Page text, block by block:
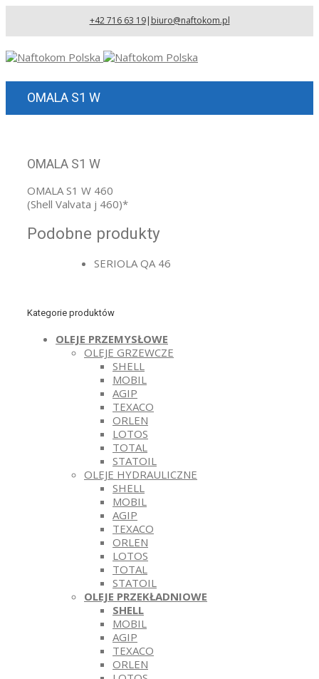
+42 716 63 19| biuro@naftokom.pl
OMALA S1 W
OMALA S1 W
OMALA S1 W 460
(Shell Valvata j 460)*
Podobne produkty
SERIOLA QA 46
Kategorie produktów
OLEJE PRZEMYSŁOWE
OLEJE GRZEWCZE
SHELL
MOBIL
AGIP
TEXACO
ORLEN
LOTOS
TOTAL
STATOIL
OLEJE HYDRAULICZNE
SHELL
MOBIL
AGIP
TEXACO
ORLEN
LOTOS
TOTAL
STATOIL
OLEJE PRZEKŁADNIOWE
SHELL
MOBIL
AGIP
TEXACO
ORLEN